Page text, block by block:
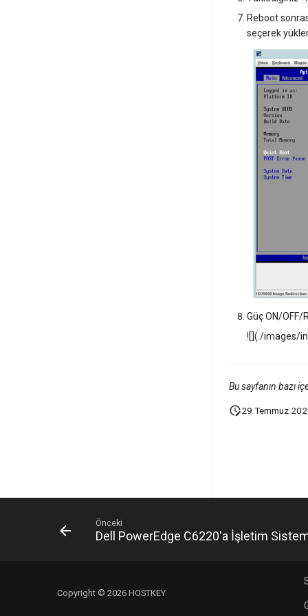
Reboot
seçerek
Güç ON/
![](./images/
Bu sayfanın bazı
29 Temmuz
Önceki
Dell PowerEdge C6220'a İşletim
Copyright © 2026 HOSTKEY